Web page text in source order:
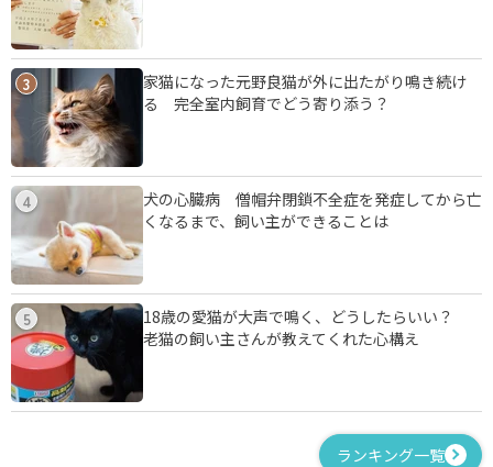
3
家猫になった元野良猫が外に出たがり鳴き続け
る 完全室内飼育でどう寄り添う？
4
犬の心臓病 僧帽弁閉鎖不全症を発症してから亡
くなるまで、飼い主ができることは
5
18歳の愛猫が大声で鳴く、どうしたらいい？
老猫の飼い主さんが教えてくれた心構え
ランキング一覧